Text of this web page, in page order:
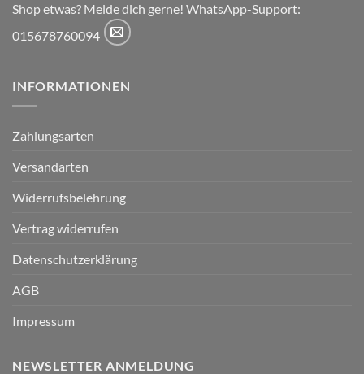
Shop etwas? Melde dich gerne! WhatsApp-Support:
015678760094
INFORMATIONEN
Zahlungsarten
Versandarten
Widerrufsbelehrung
Vertrag widerrufen
Datenschutzerklärung
AGB
Impressum
NEWSLETTER ANMELDUNG